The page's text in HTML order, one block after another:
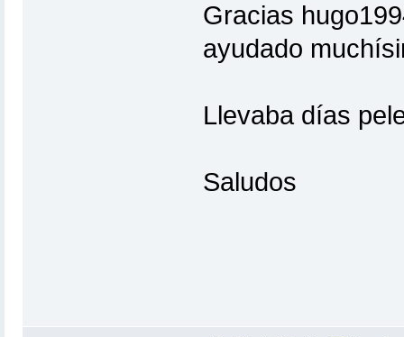
Gracias
ayudado
Llevaba días
Saludos